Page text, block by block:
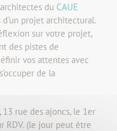
du CAUE
projet architectural.
sur votre projet,
des pistes de
vos attentes avec
de la
, 13 rue des ajoncs, le 1er
RDV. (le jour peut être